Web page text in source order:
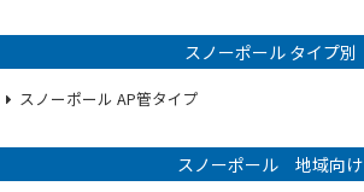
スノーポール タイプ別
スノーポール AP管タイプ
スノーポール 地域向け